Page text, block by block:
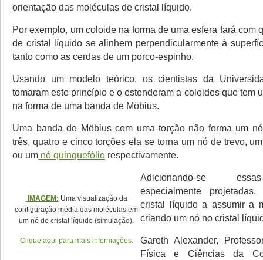
orientação das moléculas de cristal líquido.
Por exemplo, um coloide na forma de uma esfera fará com
de cristal líquido se alinhem perpendicularmente à
tanto como as cerdas de um porco-espinho.
Usando um modelo teórico, os cientistas da
tomaram este princípio e o estenderam a coloides que tem
na forma de uma banda de Möbius.
Uma banda de Möbius com uma torção não forma um
três, quatro e cinco torções ela se torna um nó de trevo,
ou um nó quinquefólio respectivamente.
IMAGEM: Uma visualização da
configuração média das moléculas em
um nó de cristal líquido (simulação).
Clique aqui para mais informações.
Adicionando-se
especialmente
cristal líquido a assumir a
criando um nó no cristal
Gareth Alexander,
Física e Ciências da